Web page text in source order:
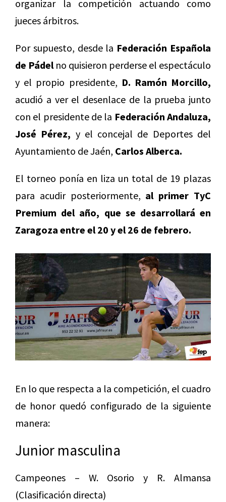
organizar la competición actuando como
jueces árbitros.
Por supuesto, desde la Federación Española
de Pádelno quisieron perderse el espectáculo
y el propio presidente, D. Ramón Morcillo,
acudió a ver el desenlace de la prueba junto
con el presidente de la Federación Andaluza,
José Pérez, y el concejal de Deportes del
Ayuntamiento de Jaén, Carlos Alberca.
El torneo ponía en liza un total de 19 plazas
para acudir posteriormente, al primer TyC
Premium del año, que se desarrollará en
Zaragoza entre el 20 y el 26 de febrero.
En lo que respecta a la competición, el cuadro
de honor quedó configurado de la siguiente
manera:
Junior masculina
Campeones – W. Osorio y R. Almansa
(Clasificación directa)